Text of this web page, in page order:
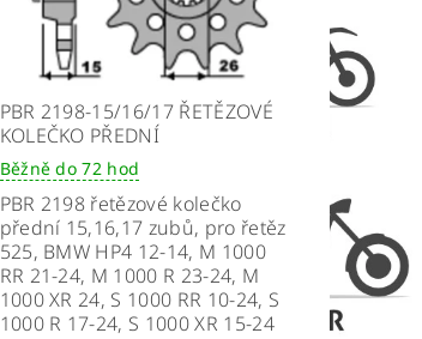
PBR 2198-15/16/17 ŘETĚZOVÉ
KOLEČKO PŘEDNÍ
Běžně do 72 hod
PBR 2198 řetězové kolečko
přední 15,16,17 zubů, pro řetěz
525, BMW HP4 12-14, M 1000
RR 21-24, M 1000 R 23-24, M
1000 XR 24, S 1000 RR 10-24, S
1000 R 17-24, S 1000 XR 15-24